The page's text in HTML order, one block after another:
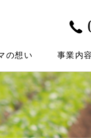
の想い 事業内容